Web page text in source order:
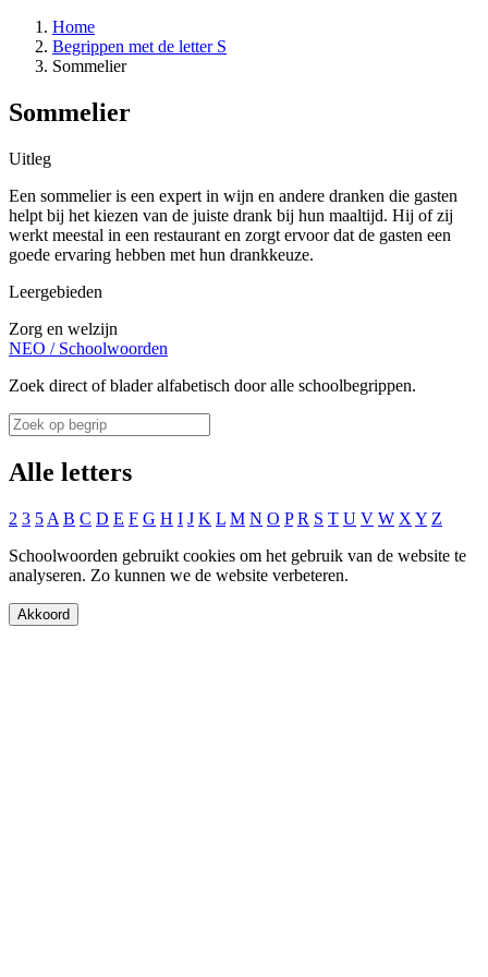
Home
Begrippen met de letter S
Sommelier
Sommelier
Uitleg
Een sommelier is een expert in wijn en andere dranken die gasten
helpt bij het kiezen van de juiste drank bij hun maaltijd. Hij of zij
werkt meestal in een restaurant en zorgt ervoor dat de gasten een
goede ervaring hebben met hun drankkeuze.
Leergebieden
Zorg en welzijn
NEO / Schoolwoorden
Zoek direct of blader alfabetisch door alle schoolbegrippen.
Alle letters
2 3 5 A B C D E F G H I J K L M N O P R S T U V W X Y Z
Schoolwoorden gebruikt cookies om het gebruik van de website te
analyseren. Zo kunnen we de website verbeteren.
Akkoord